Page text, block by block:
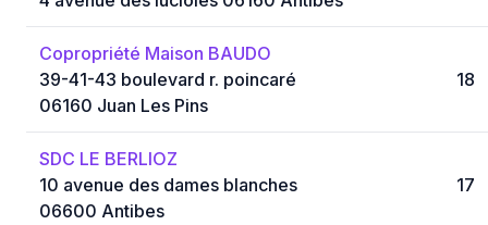
Copropriété Maison BAUDO
39-41-43 boulevard r. poincaré
06160 Juan Les Pins
18
SDC LE BERLIOZ
10 avenue des dames blanches
06600 Antibes
17